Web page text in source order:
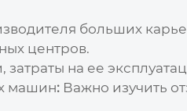
больших
центров.
на ее
машин:Важно изучить